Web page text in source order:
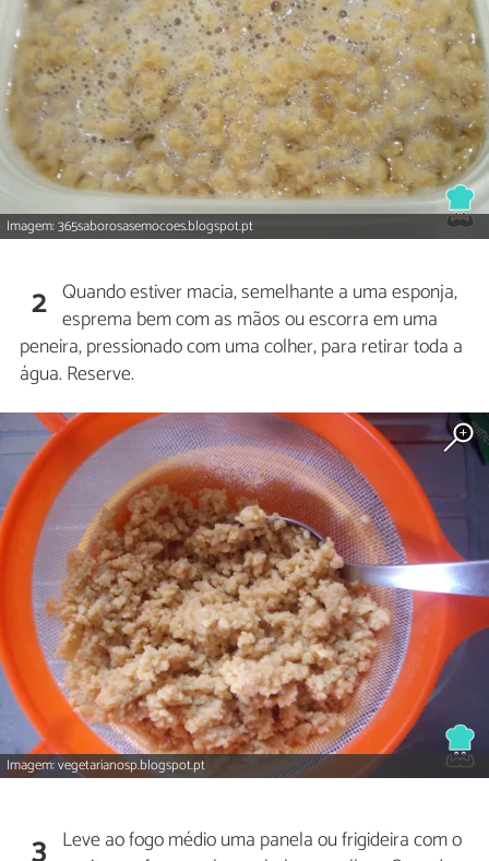
Imagem: 365saborosasemocoes.blogspot.pt
2 Quando estiver macia, semelhante a uma esponja,
esprema bem com as mãos ou escorra em uma
peneira, pressionado com uma colher, para retirar toda a
água. Reserve.
Imagem: vegetarianosp.blogspot.pt
Leve ao fogo médio uma panela ou frigideira com o